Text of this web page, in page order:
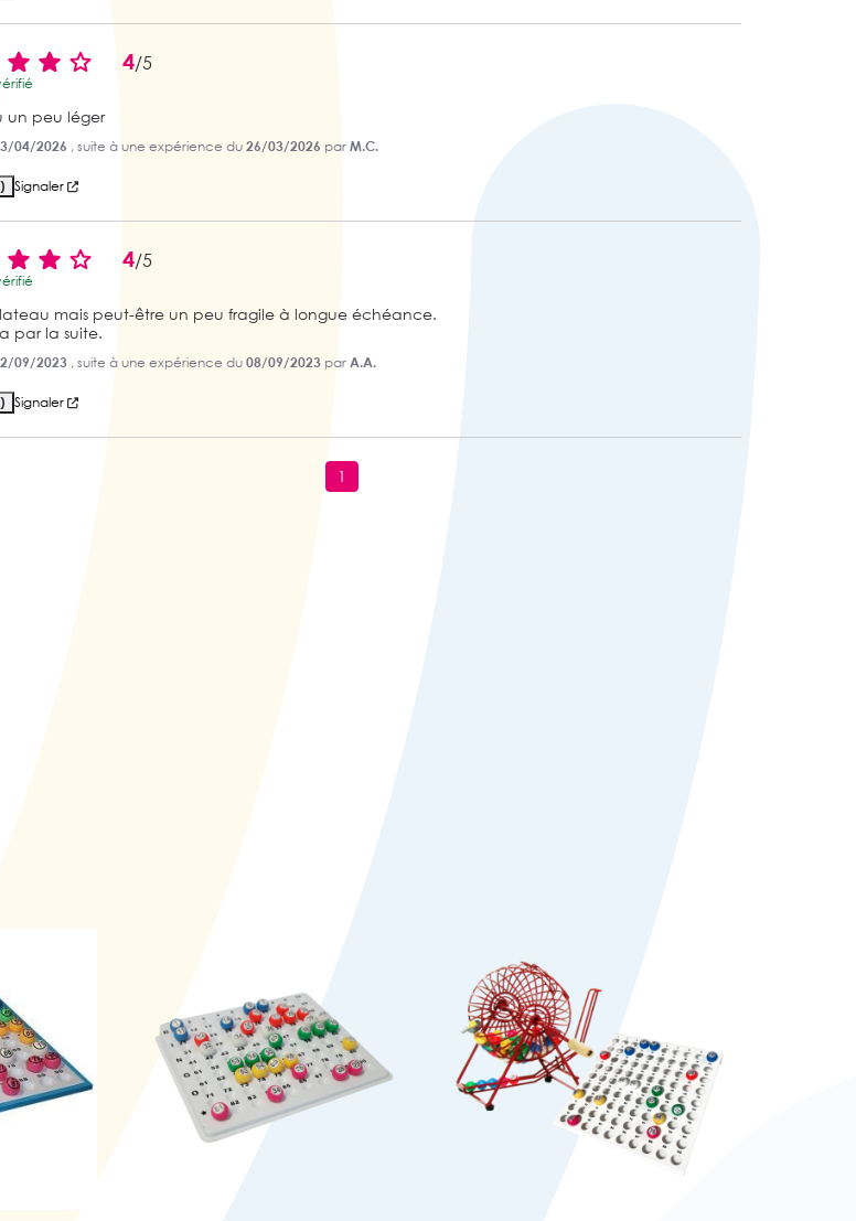
4/5
un peu léger
04/2026 , suite à une expérience du 26/03/2026 par M.C.
Signaler
4/5
mais peut-être un peu fragile à longue échéance.
par la suite.
09/2023 , suite à une expérience du 08/09/2023 par A.A.
Signaler
1